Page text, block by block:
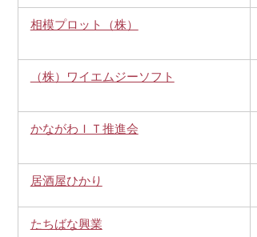
相模プロット（株）
（株）ワイエムジーソフト
かながわＩＴ推進会
居酒屋ひかり
たちばな興業